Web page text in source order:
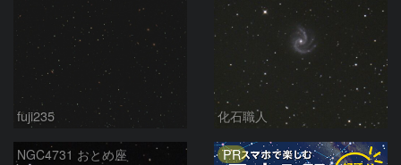
fuji235 化石職人
NGC4731 おとめ座 PR